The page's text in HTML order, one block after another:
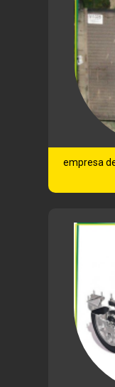
empresa